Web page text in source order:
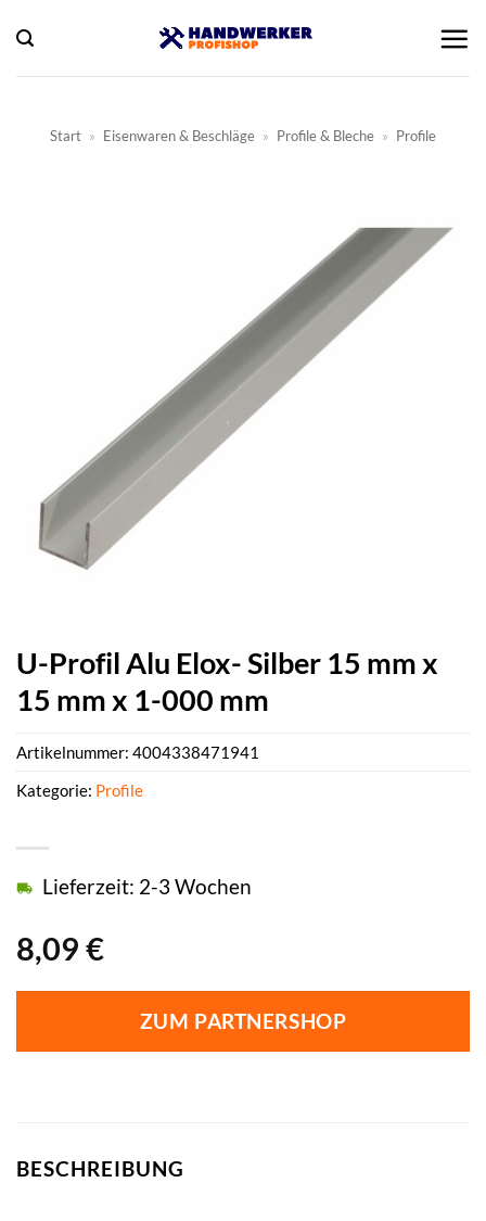
Inhalt
springen
Start » Eisenwaren & Beschläge » Profile & Bleche » Profile
U-Profil Alu Elox- Silber 15 mm x
15 mm x 1-000 mm
8,09 €
Lieferzeit: 2-3 Wochen
ZUM PARTNERSHOP
Artikelnummer: 4004338471941
Kategorie: Profile
BESCHREIBUNG